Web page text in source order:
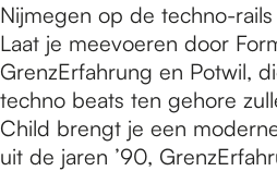
Nijmegen op de techno-
Laat je meevoeren door
GrenzErfahrung en Potwil,
techno beats ten gehore
Child brengt je een
uit de jaren ’90,